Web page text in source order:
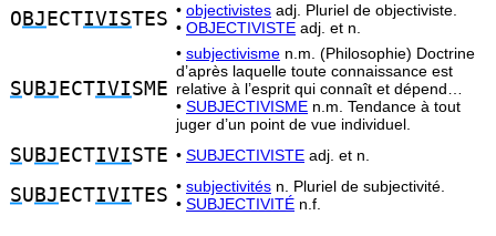
O BJ ECTIVISTES • objectivistes adj. Pluriel de objectiviste.
• OBJECTIVISTE adj. et n.
SU BJ ECTIVISME
• subjectivisme n.m. (Philosophie) Doctrine
d’après laquelle toute connaissance est
relative à l’esprit qui connaît et dépend…
• SUBJECTIVISME n.m. Tendance à tout
juger d’un point de vue individuel.
SU BJ ECTIVISTE • SUBJECTIVISTE adj. et n.
SU BJ ECTIVITES • subjectivités n. Pluriel de subjectivité.
• SUBJECTIVITÉ n.f.